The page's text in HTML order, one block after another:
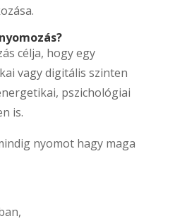
célja, hogy egy
vagy digitális szinten
pszichológiai
is.
nyomot hagy maga